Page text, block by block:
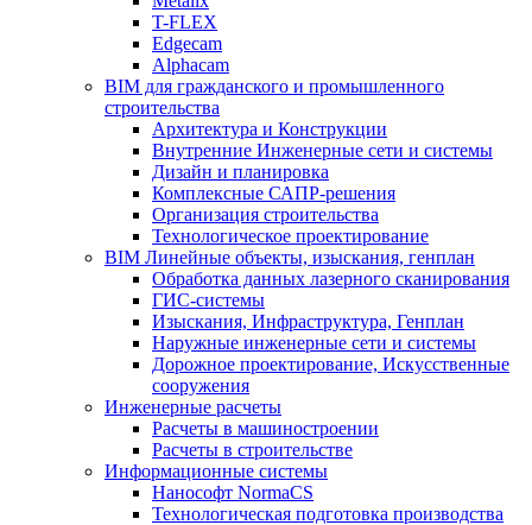
T-FLEX
Edgecam
Alphacam
BIM для гражданского и промышленного
строительства
Архитектура и Конструкции
Внутренние Инженерные сети и системы
Дизайн и планировка
Комплексные САПР-решения
Организация строительства
Технологическое проектирование
BIM Линейные объекты, изыскания, генплан
Обработка данных лазерного сканирования
ГИС-системы
Изыскания, Инфраструктура, Генплан
Наружные инженерные сети и системы
Дорожное проектирование, Искусственные
сооружения
Инженерные расчеты
Расчеты в машиностроении
Расчеты в строительстве
Информационные системы
Нанософт NormaCS
Технологическая подготовка производства